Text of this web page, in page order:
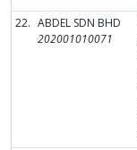
22. ABDEL SDN BHD
202001010071